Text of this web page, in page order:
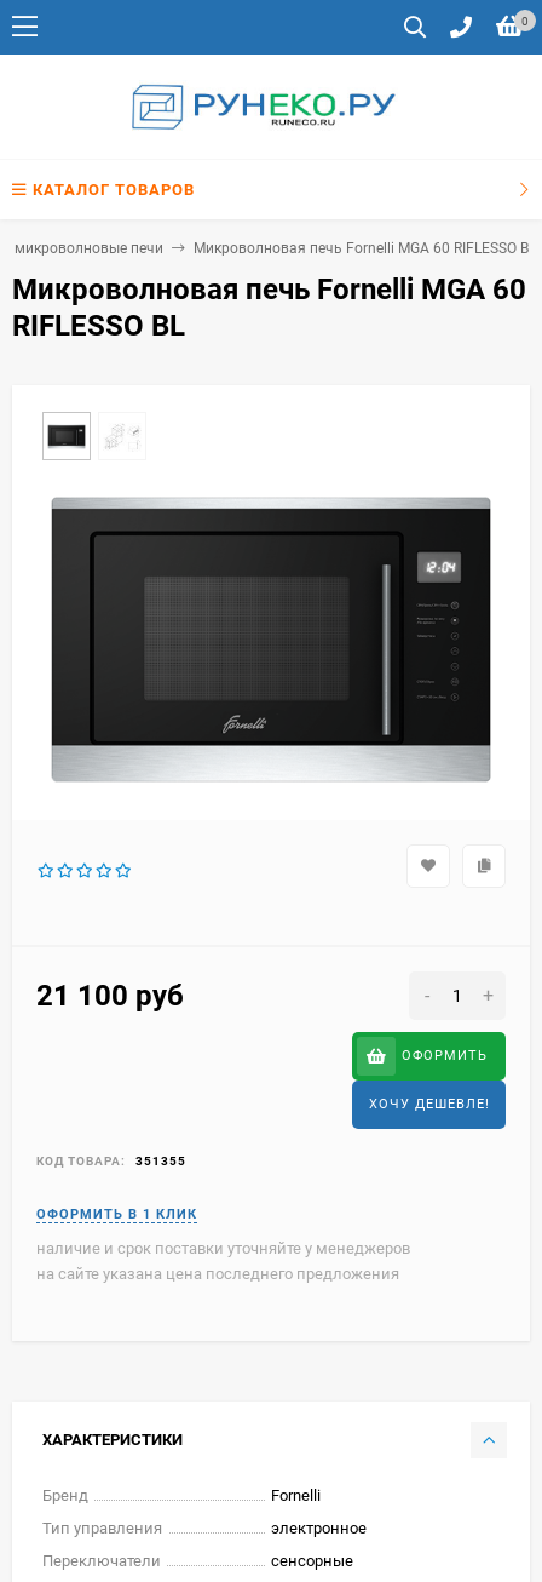
0
КАТАЛОГ ТОВАРОВ
микроволновые печи Микроволновая печь Fornelli MGA 60 RIFLESSO BL
Микроволновая печь Fornelli MGA 60
RIFLESSO BL
21 100 руб - +
ОФОРМИТЬ
ХОЧУ ДЕШЕВЛЕ!
КОД ТОВАРА: 351355
наличие и срок поставки уточняйте у менеджеров
на сайте указана цена последнего предложения
ХАРАКТЕРИСТИКИ
Бренд
Fornelli
Тип управления
электронное
Переключатели
сенсорные